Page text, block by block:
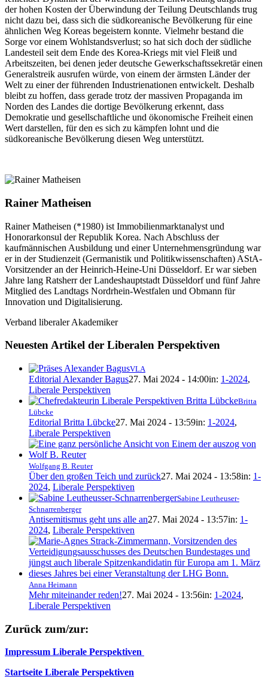
der hohen Kosten der Überwindung der Teilung Deutschlands trug
nicht dazu bei, dass sich die südkoreanische Bevölkerung für eine
ähnlichen Weg Koreas begeistern konnte. Vielmehr bestand die
Sorge vor einem Wohlstandsverlust; so hat sich doch der südliche
Landesteil seit dem Ende des Korea-Kriegs mit viel Fleiß und
Arbeitszeiten, bei denen jeder deutsche Gewerkschaftssekretär einen
Generalstreik ausrufen würde, von einem der ärmsten Länder der
Welt zu einer der führenden Industrienationen entwickelt. Deshalb
bleibt zu hoffen, dass gerade trotz der massiven Propaganda im
Norden des Landes die dortige Bevölkerung erkennt, dass
Demokratie und gesellschaftliche und ökonomische Freiheit einen
Wert darstellen, für den es sich zu kämpfen lohnt und die
südkoreanische Bevölkerung diesen Weg unterstützt.
Rainer Matheisen
Rainer Matheisen (*1980) ist Immobilienmarktanalyst und
Honorarkonsul der Republik Korea. Nach Abschluss der
kaufmännischen Ausbildung und einer Unternehmensgründung war
er in der Studienzeit (Germanistik und Politikwissenschaften) AStA-
Vorsitzender an der Heinrich-Heine-Uni Düsseldorf. Er war sieben
Jahre lang Ratsherr der Landeshauptstadt Düsseldorf und fünf Jahre
Mitglied des Landtags Nordrhein-Westfalen und Obmann für
Innovation und Digitalisierung.
Verband liberaler Akademiker
Neuesten Artikel der Liberalen Perspektiven
VLA
Editorial Alexander Bagus27. Mai 2024 - 14:00in: 1-2024,
Liberale Perspektiven
Britta
Lübcke
Editorial Britta Lübcke27. Mai 2024 - 13:59in: 1-2024,
Liberale Perspektiven
Wolfgang B. Reuter
Über den großen Teich und zurück27. Mai 2024 - 13:58in: 1-
2024, Liberale Perspektiven
Sabine Leutheuser-
Schnarrenberger
Antisemitismus geht uns alle an27. Mai 2024 - 13:57in: 1-
2024, Liberale Perspektiven
Anna Heimann
Mehr miteinander reden!27. Mai 2024 - 13:56in: 1-2024,
Liberale Perspektiven
Zurück zum/zur:
Impressum Liberale Perspektiven
Startseite Liberale Perspektiven